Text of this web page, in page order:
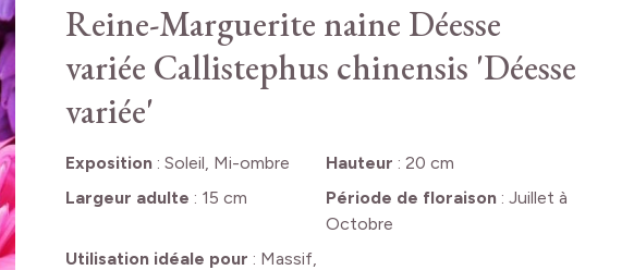
Reine-Marguerite naine Déesse
variée Callistephus chinensis 'Déesse
variée'
Exposition: Soleil, Mi-ombre Hauteur : 20 cm
Largeur adulte : 15 cm Période de floraison: Juillet à
Octobre
Utilisation idéale pour : Massif,